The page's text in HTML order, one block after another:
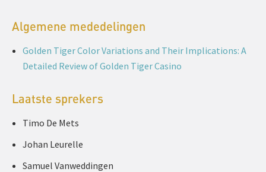
Algemene mededelingen
Golden Tiger Color Variations and Their Implications: A
Detailed Review of Golden Tiger Casino
Laatste sprekers
Timo De Mets
Johan Leurelle
Samuel Vanweddingen